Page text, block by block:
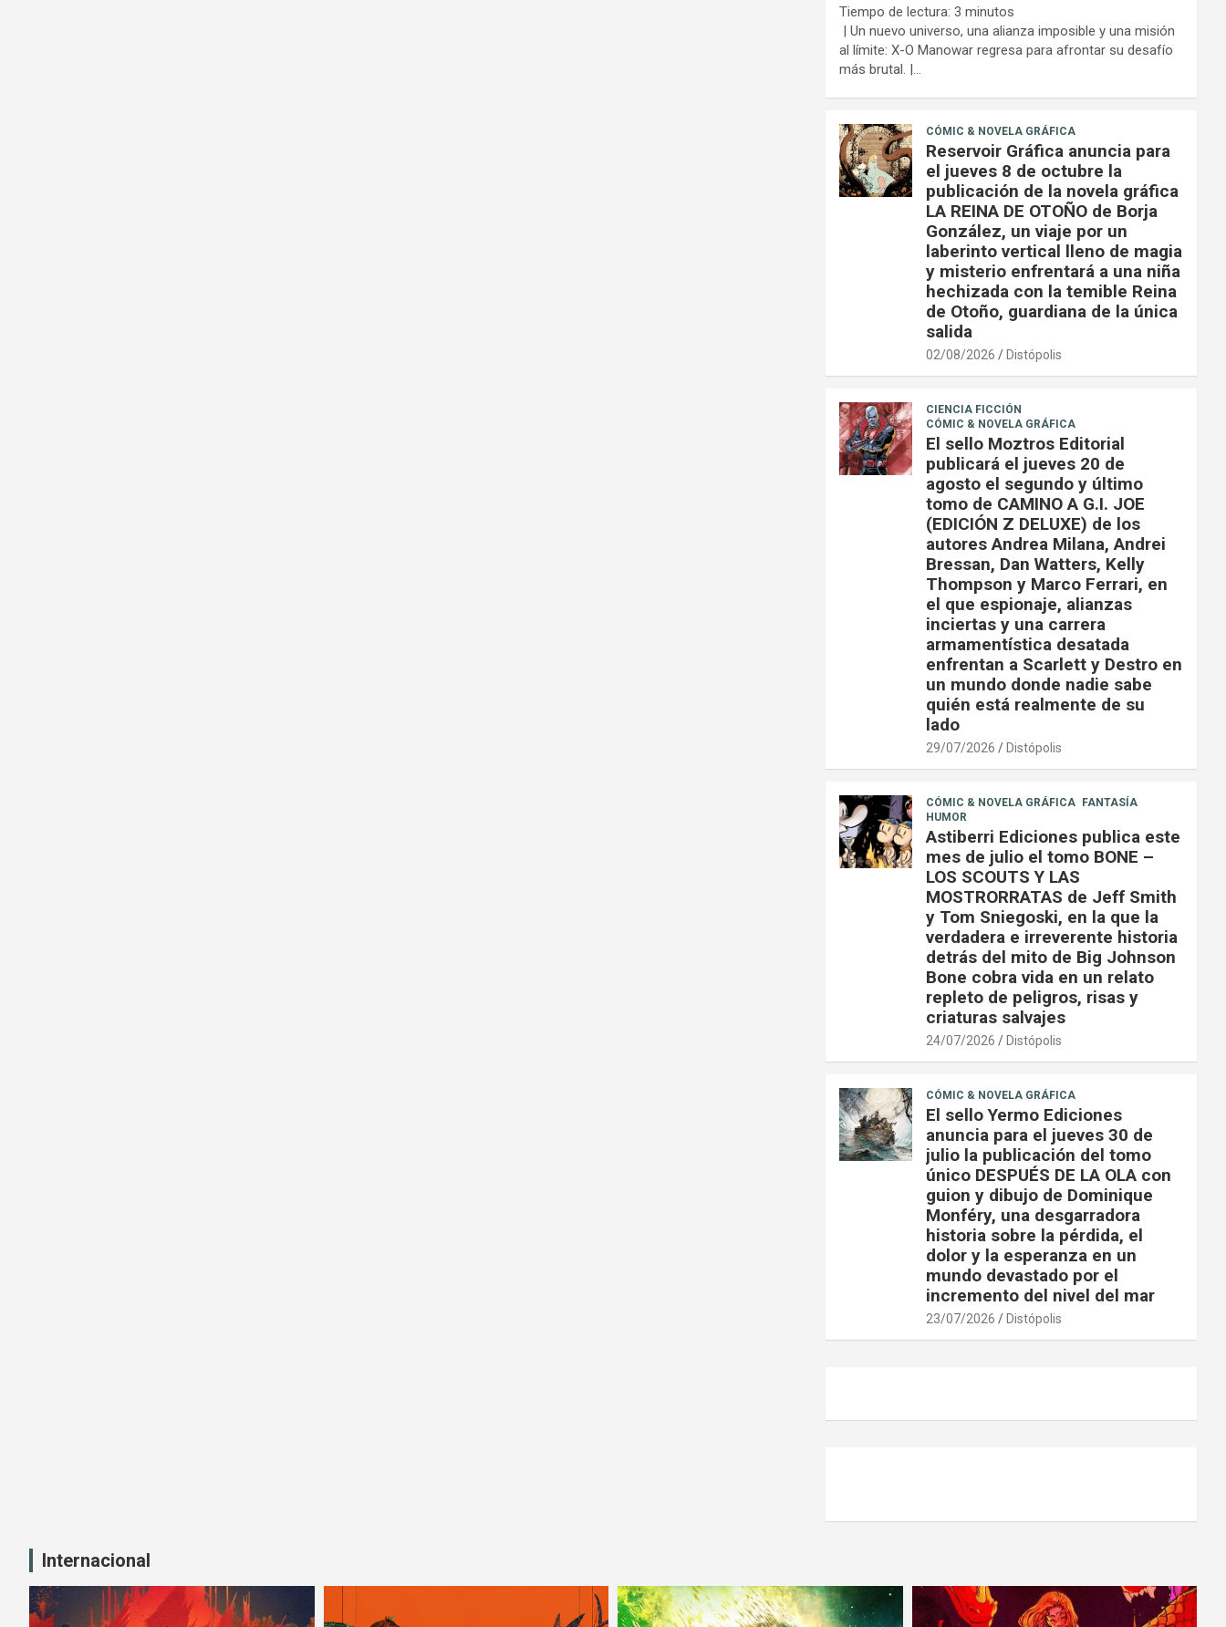
Tiempo de lectura: 3 minutos
| Un nuevo universo, una alianza imposible y una misión
al límite: X-O Manowar regresa para afrontar su desafío
más brutal. |…
CÓMIC & NOVELA GRÁFICA
Reservoir Gráfica anuncia para
el jueves 8 de octubre la
publicación de la novela gráfica
LA REINA DE OTOÑO de Borja
González, un viaje por un
laberinto vertical lleno de magia
y misterio enfrentará a una niña
hechizada con la temible Reina
de Otoño, guardiana de la única
salida
02/08/2026 Distópolis
CIENCIA FICCIÓN
CÓMIC & NOVELA GRÁFICA
El sello Moztros Editorial
publicará el jueves 20 de
agosto el segundo y último
tomo de CAMINO A G.I. JOE
(EDICIÓN Z DELUXE) de los
autores Andrea Milana, Andrei
Bressan, Dan Watters, Kelly
Thompson y Marco Ferrari, en
el que espionaje, alianzas
inciertas y una carrera
armamentística desatada
enfrentan a Scarlett y Destro en
un mundo donde nadie sabe
quién está realmente de su
lado
29/07/2026 Distópolis
CÓMIC & NOVELA GRÁFICA
FANTASÍA
HUMOR
Astiberri Ediciones publica este
mes de julio el tomo BONE –
LOS SCOUTS Y LAS
MOSTRORRATAS de Jeff Smith
y Tom Sniegoski, en la que la
verdadera e irreverente historia
detrás del mito de Big Johnson
Bone cobra vida en un relato
repleto de peligros, risas y
criaturas salvajes
24/07/2026 Distópolis
CÓMIC & NOVELA GRÁFICA
El sello Yermo Ediciones
anuncia para el jueves 30 de
julio la publicación del tomo
único DESPUÉS DE LA OLA con
guion y dibujo de Dominique
Monféry, una desgarradora
historia sobre la pérdida, el
dolor y la esperanza en un
mundo devastado por el
incremento del nivel del mar
23/07/2026 Distópolis
Internacional